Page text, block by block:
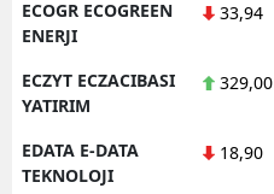
ECOGR ECOGREEN
ENERJI
33,94
ECZYT ECZACIBASI
YATIRIM
329,00
EDATA E-DATA
TEKNOLOJI
18,90